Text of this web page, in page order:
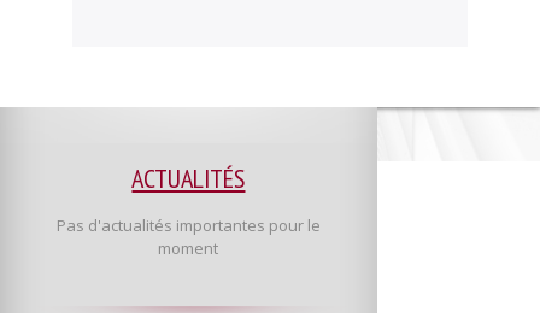
BTS Management en Hôtellerie-Restauration
ACTUALITÉS
Pas d'actualités importantes pour le
moment